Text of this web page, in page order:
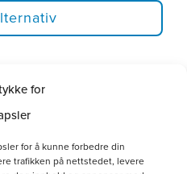
for
for å kunne forbedre din
trafikken på nettstedet, levere